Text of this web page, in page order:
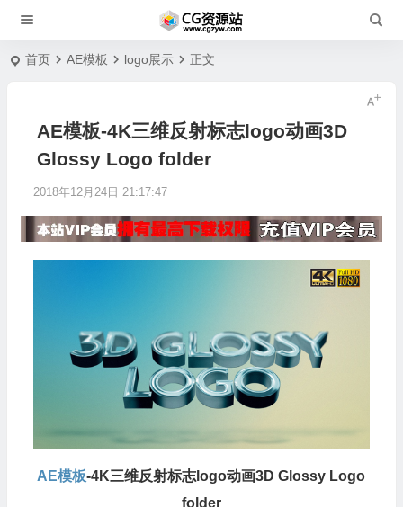
首页 AE模板 logo展示 正文
AE模板-4K三维反射标志logo动画3D
Glossy Logo folder
2018年12月24日 21:17:47
AE模板-4K三维反射标志logo动画3D Glossy Logo
folder